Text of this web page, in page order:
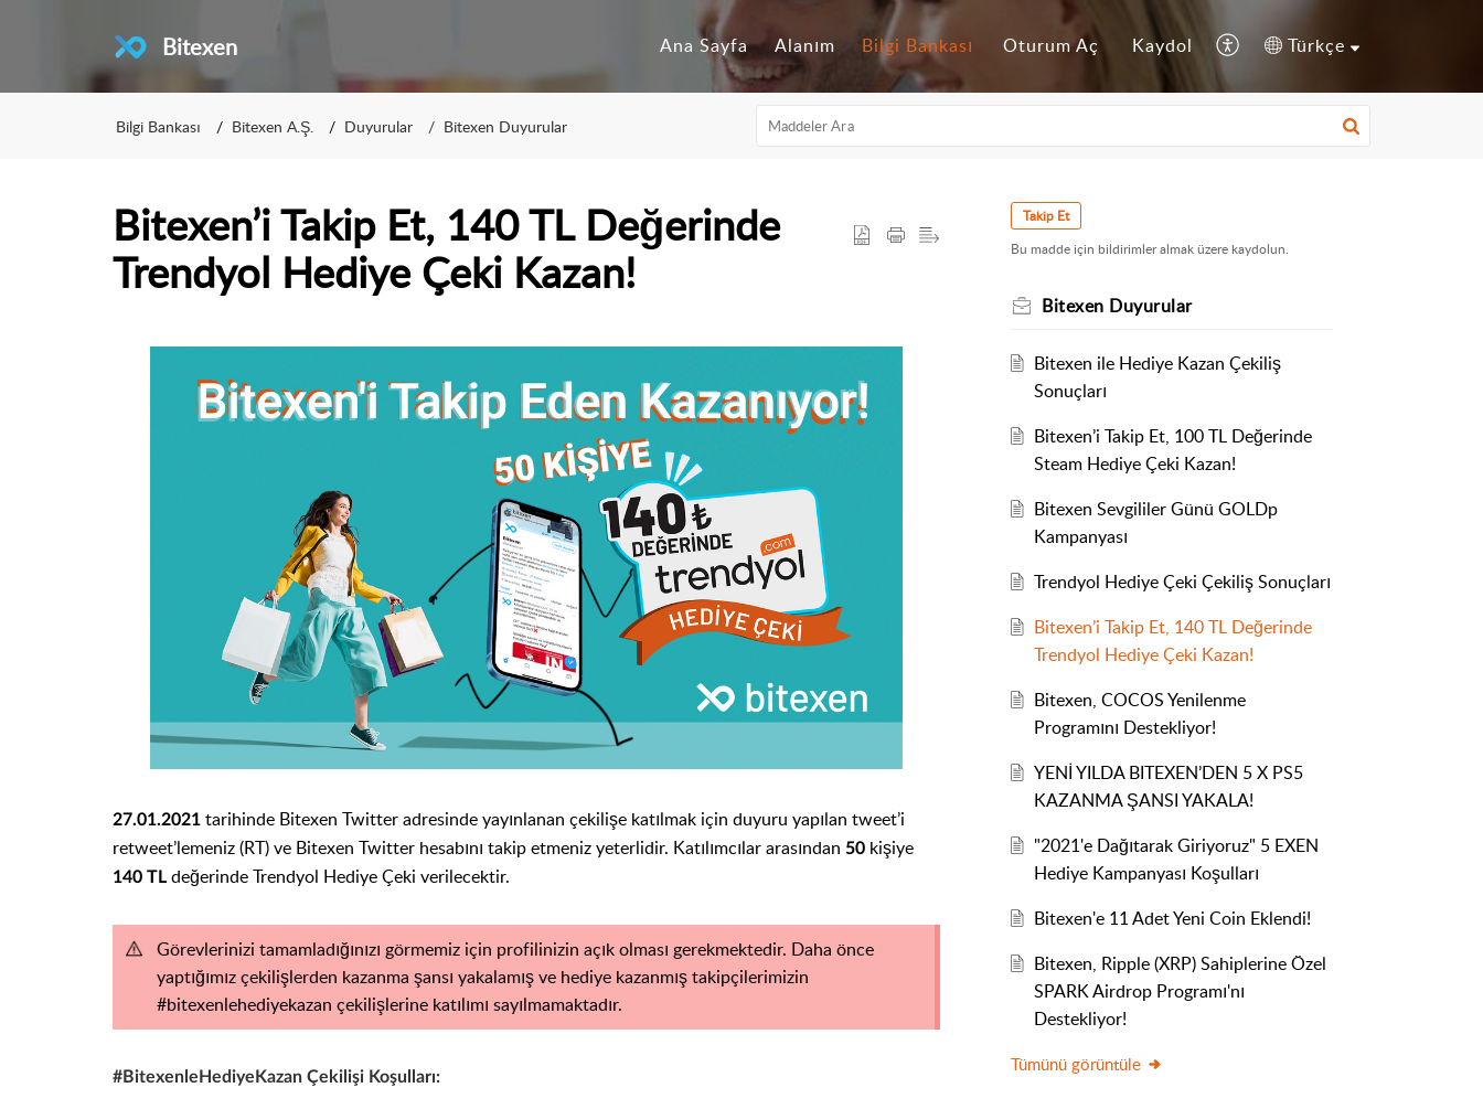
Bitexen Ana Sayfa Alanım Bilgi Bankası Oturum Aç Kaydol Türkçe
Bilgi Bankası Bitexen A.Ş. Duyurular Bitexen Duyurular
Bitexen’i Takip Et, 140 TL Değerinde
Trendyol Hediye Çeki Kazan!
27.01.2021 tarihinde Bitexen Twitter adresinde yayınlanan çekilişe katılmak için duyuru yapılan tweet’i
retweet’lemeniz (RT) ve Bitexen Twitter hesabını takip etmeniz yeterlidir. Katılımcılar arasından 50 kişiye
140 TL değerinde Trendyol Hediye Çeki verilecektir.
Görevlerinizi tamamladığınızı görmemiz için profilinizin açık olması gerekmektedir. Daha önce
yaptığımız çekilişlerden kazanma şansı yakalamış ve hediye kazanmış takipçilerimizin
#bitexenlehediyekazan çekilişlerine katılımı sayılmamaktadır.
#BitexenleHediyeKazan Çekilişi Koşulları:
Takip Et
Bu madde için bildirimler almak üzere kaydolun.
Bitexen Duyurular
Bitexen ile Hediye Kazan Çekiliş
Sonuçları
Bitexen’i Takip Et, 100 TL Değerinde
Steam Hediye Çeki Kazan!
Bitexen Sevgililer Günü GOLDp
Kampanyası
Trendyol Hediye Çeki Çekiliş Sonuçları
Bitexen’i Takip Et, 140 TL Değerinde
Trendyol Hediye Çeki Kazan!
Bitexen, COCOS Yenilenme
Programını Destekliyor!
YENİ YILDA BITEXEN’DEN 5 X PS5
KAZANMA ŞANSI YAKALA!
"2021'e Dağıtarak Giriyoruz" 5 EXEN
Hediye Kampanyası Koşulları
Bitexen'e 11 Adet Yeni Coin Eklendi!
Bitexen, Ripple (XRP) Sahiplerine Özel
SPARK Airdrop Programı'nı
Destekliyor!
Tümünü görüntüle